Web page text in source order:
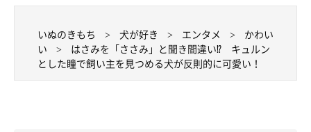
いぬのきもち 犬が好き エンタメ
かわい
い
はさみを「ささみ」と聞き間違い⁉ キュルン
とした瞳で飼い主を見つめる犬が反則的に可愛い！